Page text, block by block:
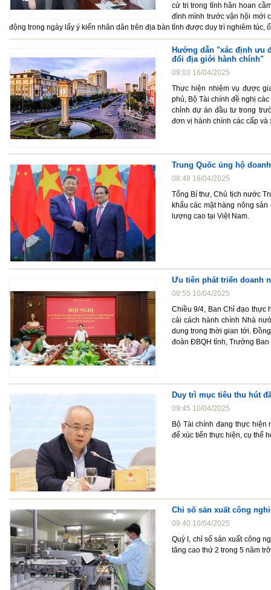
cử tri trong tỉnh hân hoan
đình mình trước vận hội mới
động trong ngày lấy ý kiến nhân dân trên địa bàn tỉnh được duy trì nghiêm túc,
Hướng dẫn "xác định ưu
đổi địa giới hành chính"
09:03 16/04/2025
Thực hiện nhiệm vụ được
phủ, Bộ Tài chính đề nghị
chỉnh dự án đầu tư trong
đơn vị hành chính các cấp
Trung Quốc ủng hộ
08:48 16/04/2025
Tổng Bí thư, Chủ tịch nước
khẩu các mặt hàng nông
lượng cao tại Việt Nam.
Ưu tiên phát triển doanh
09:55 10/04/2025
Chiều 9/4, Ban Chỉ đạo thực
cải cách hành chính Nhà
dung trong thời gian tới.
đoàn ĐBQH tỉnh, Trưởng Ban
Duy trì mục tiêu thu hút
09:45 10/04/2025
Bộ Tài chính đang thực
để xúc tiến thực hiện, cụ thể
Chỉ số sản xuất công
09:40 10/04/2025
Quý I, chỉ số sản xuất công
tăng cao thứ 2 trong 5 năm